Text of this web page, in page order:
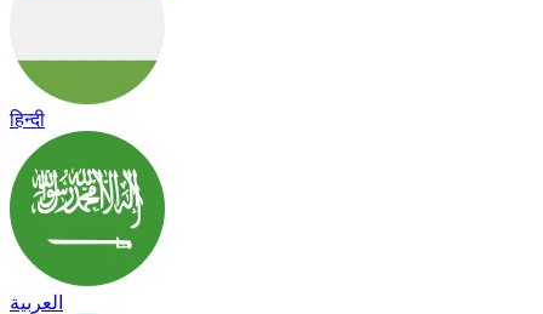
हिन्दी
العربية